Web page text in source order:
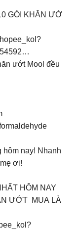
GÓI KHĂN ƯỚ
ướt Mool đều
nay! Nhanh
ơi!
HÔM NAY
ƯỚT MUA LÀ